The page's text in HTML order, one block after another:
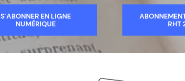
S’ABONNER EN LIGNE
NUMÉRIQUE
RHT